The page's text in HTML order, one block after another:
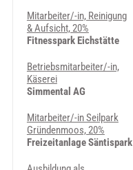
Mitarbeiter/-in, Reinigung
& Aufsicht, 20%
Fitnesspark Eichstätte
Betriebsmitarbeiter/-in,
Käserei
Simmental AG
Mitarbeiter/-in Seilpark
Gründenmoos, 20%
Freizeitanlage Säntispark